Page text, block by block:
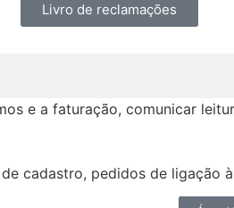
Livro de reclamações
e a faturação, comunicar
cadastro, pedidos de ligação